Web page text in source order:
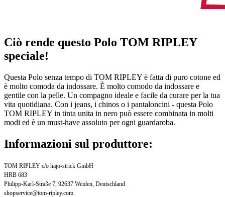
Ciò rende questo Polo TOM RIPLEY
speciale!
Questa Polo senza tempo di TOM RIPLEY è fatta di puro cotone ed
è molto comoda da indossare. È molto comodo da indossare e
gentile con la pelle. Un compagno ideale e facile da curare per la tua
vita quotidiana. Con i jeans, i chinos o i pantaloncini - questa Polo
TOM RIPLEY in tinta unita in nero può essere combinata in molti
modi ed è un must-have assoluto per ogni guardaroba.
Informazioni sul produttore:
TOM RIPLEY c/o hajo-strick GmbH
HRB 683
Philipp-Karl-Straße 7, 92637 Weiden, Deutschland
shopservice@tom-ripley.com